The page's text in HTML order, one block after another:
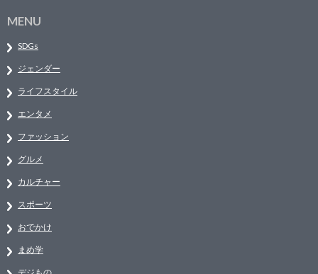
MENU
SDGs
ジェンダー
ライフスタイル
エンタメ
ファッション
グルメ
カルチャー
スポーツ
おでかけ
まめ学